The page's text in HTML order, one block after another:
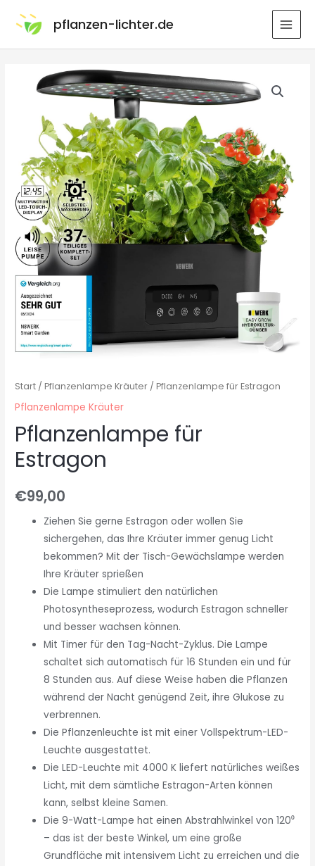
pflanzen-lichter.de
Start /Pflanzenlampe Kräuter / Pflanzenlampe für Estragon
Pflanzenlampe Kräuter
Pflanzenlampe für
Estragon
€99,00
Ziehen Sie gerne Estragon oder wollen Sie
sichergehen, das Ihre Kräuter immer genug Licht
bekommen? Mit der Tisch-Gewächslampe werden
Ihre Kräuter sprießen
Die Lampe stimuliert den natürlichen
Photosyntheseprozess, wodurch Estragon schneller
und besser wachsen können.
Mit Timer für den Tag-Nacht-Zyklus. Die Lampe
schaltet sich automatisch für 16 Stunden ein und für
8 Stunden aus. Auf diese Weise haben die Pflanzen
während der Nacht genügend Zeit, ihre Glukose zu
verbrennen.
Die Pflanzenleuchte ist mit einer Vollspektrum-LED-
Leuchte ausgestattet.
Die LED-Leuchte mit 4000 K liefert natürliches weißes
Licht, mit dem sämtliche Estragon-Arten können
kann, selbst kleine Samen.
Die 9-Watt-Lampe hat einen Abstrahlwinkel von 120⁰
– das ist der beste Winkel, um eine große
Grundfläche mit intensivem Licht zu erreichen und die